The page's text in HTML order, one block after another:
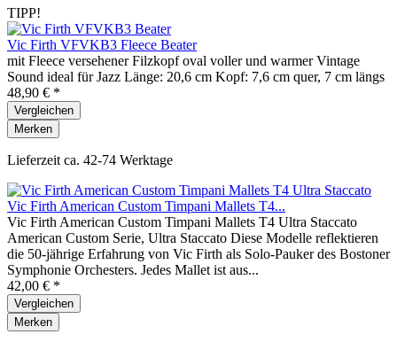
TIPP!
Vic Firth VFVKB3 Fleece Beater
mit Fleece versehener Filzkopf oval voller und warmer Vintage
Sound ideal für Jazz Länge: 20,6 cm Kopf: 7,6 cm quer, 7 cm längs
48,90 € *
Vergleichen
Merken
Lieferzeit ca. 42-74 Werktage
Vic Firth American Custom Timpani Mallets T4...
Vic Firth American Custom Timpani Mallets T4 Ultra Staccato
American Custom Serie, Ultra Staccato Diese Modelle reflektieren
die 50-jährige Erfahrung von Vic Firth als Solo-Pauker des Bostoner
Symphonie Orchesters. Jedes Mallet ist aus...
42,00 € *
Vergleichen
Merken